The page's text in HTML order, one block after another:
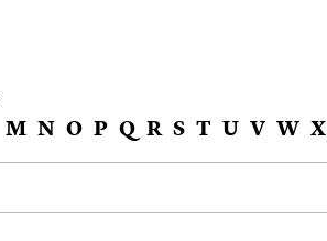
M N O P Q R S T U V W X